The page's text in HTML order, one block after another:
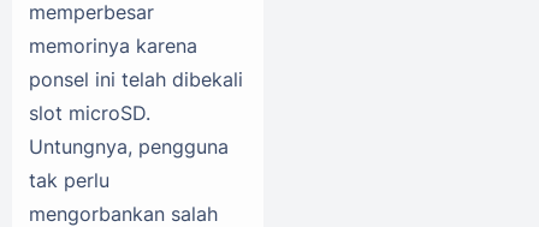
memperbesar
memorinya karena
ponsel ini telah dibekali
slot microSD.
Untungnya, pengguna
tak perlu
mengorbankan salah